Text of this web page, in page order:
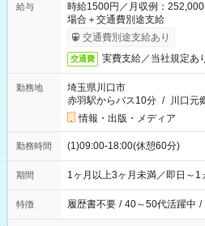
給与
時給1500円／月収例：
場合＋交通費別途支給
交通費別途支給あり
交通費 実費支給／当社規定あ
勤務地
埼玉県川口市
赤羽駅からバス10分 / 川口元
情報・出版・メディア
勤務時間 (1)09:00-18:00(休憩60分)
期間 1ヶ月以上3ヶ月未満／即日～1
特徴 履歴書不要 / 40～50代活躍中 /